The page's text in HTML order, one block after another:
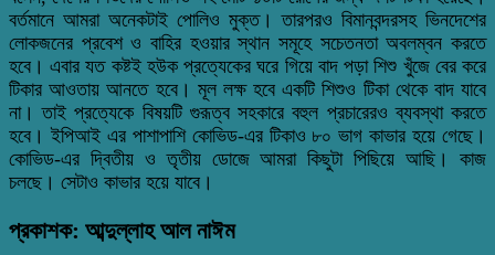
বর্তমানে আমরা অনেকটাই পোলিও মুক্ত। তারপরও বিমানবন্দরসহ ভিনদেশের
লোকজনের প্রবেশ ও বাহির হওয়ার স্থান সমূহে সচেতনতা অবলম্বন করতে
হবে। এবার যত কষ্টই হউক প্রত্যেকের ঘরে গিয়ে বাদ পড়া শিশু খুঁজে বের করে
টিকার আওতায় আনতে হবে। মূল লক্ষ হবে একটি শিশুও টিকা থেকে বাদ যাবে
না। তাই প্রত্যেকে বিষয়টি গুরূত্ব সহকারে বহুল প্রচারেরও ব্যবস্থা করতে
হবে। ইপিআই এর পাশাপাশি কোভিড-এর টিকাও ৮০ ভাগ কাভার হয়ে গেছে।
কোভিড-এর দ্বিতীয় ও তৃতীয় ডোজে আমরা কিছুটা পিছিয়ে আছি। কাজ
চলছে। সেটাও কাভার হয়ে যাবে।
প্রকাশক: আব্দুল্লাহ আল নাঈম